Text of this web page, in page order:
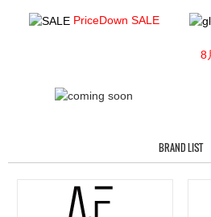
PriceDown SALE
8
BRAND LIST